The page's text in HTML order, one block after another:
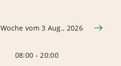
Woche vom 3 Aug., 2026
08:00 - 20:00